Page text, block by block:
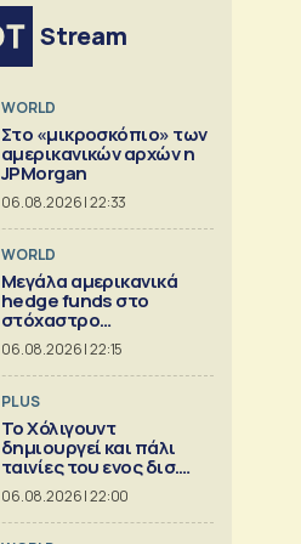
Stream
WORLD
Στο «μικροσκόπιο» των
αμερικανικών αρχών η
JPMorgan
06.08.2026 | 22:33
WORLD
Μεγάλα αμερικανικά
hedge funds στο
στόχαστρο
κυβερνοεπιθέσεων
06.08.2026 | 22:15
PLUS
Το Χόλιγουντ
δημιουργεί και πάλι
ταινίες του ενος δισ.
δολ.
06.08.2026 | 22:00